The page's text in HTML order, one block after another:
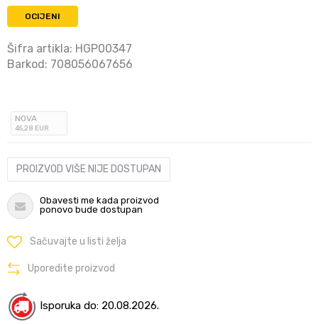
OCIJENI
Šifra artikla: HGP00347
Barkod: 708056067656
NOVA
45,28 EUR
PROIZVOD VIŠE NIJE DOSTUPAN
Obavesti me kada proizvod
ponovo bude dostupan
Sačuvajte u listi želja
Uporedite proizvod
Isporuka do: 20.08.2026.